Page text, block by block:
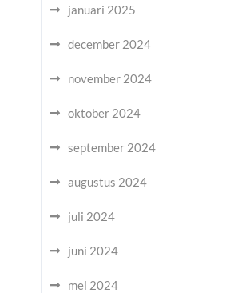
januari 2025
december 2024
november 2024
oktober 2024
september 2024
augustus 2024
juli 2024
juni 2024
mei 2024